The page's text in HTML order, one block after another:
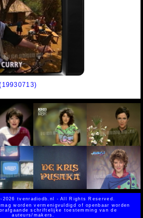
2026 tvenradiodb.nl - All Rights Reserved.
worden vermenigvuldigd of openbaar worden
schriftelijke toestemming van de
auteurs/makers.